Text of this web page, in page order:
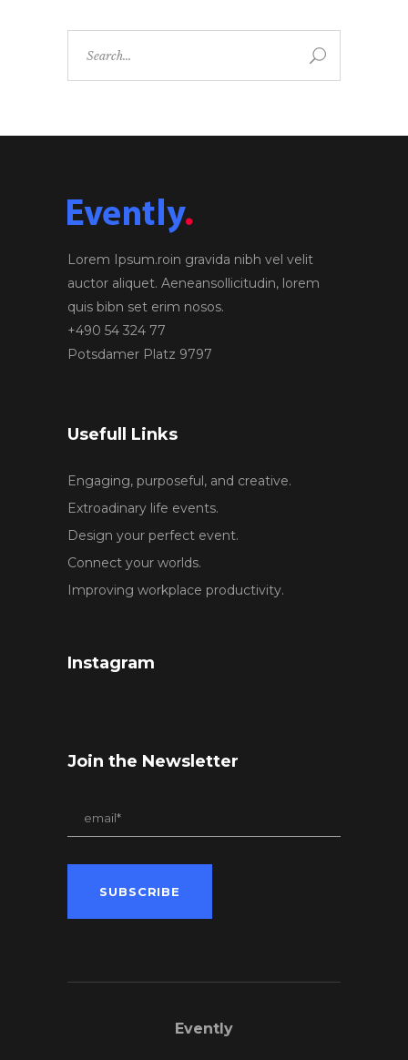
Lorem Ipsum.roin gravida nibh vel velit
auctor aliquet. Aeneansollicitudin, lorem
quis bibn set erim nosos.
+490 54 324 77
Potsdamer Platz 9797
Usefull Links
Engaging, purposeful, and creative.
Extroadinary life events.
Design your perfect event.
Connect your worlds.
Improving workplace productivity.
Instagram
Join the Newsletter
Evently